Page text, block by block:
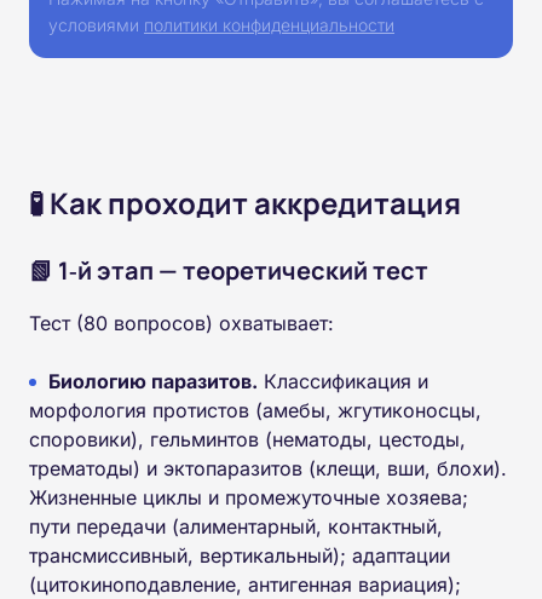
условиями политики конфиденциальности
🧪 Как проходит аккредитация
📗 1‑й этап — теоретический тест
Тест (80 вопросов) охватывает:
Биологию паразитов. Классификация и
морфология протистов (амебы, жгутиконосцы,
споровики), гельминтов (нематоды, цестоды,
трематоды) и эктопаразитов (клещи, вши, блохи).
Жизненные циклы и промежуточные хозяева;
пути передачи (алиментарный, контактный,
трансмиссивный, вертикальный); адаптации
(цитокиноподавление, антигенная вариация);